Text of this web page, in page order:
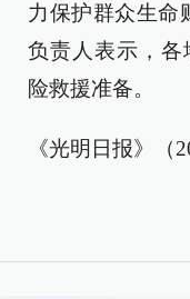
力保护群众生命
负责人表示，各
险救援准备。
《光明日报》（